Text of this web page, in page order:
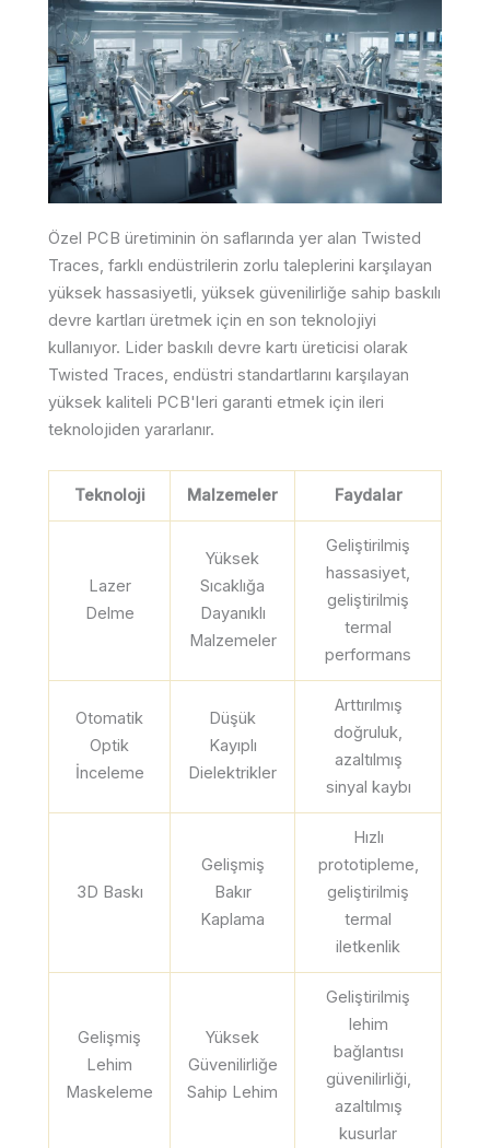
Özel PCB üretiminin ön saflarında yer alan Twisted
Traces, farklı endüstrilerin zorlu taleplerini karşılayan
yüksek hassasiyetli, yüksek güvenilirliğe sahip baskılı
devre kartları üretmek için en son teknolojiyi
kullanıyor. Lider baskılı devre kartı üreticisi olarak
Twisted Traces, endüstri standartlarını karşılayan
yüksek kaliteli PCB'leri garanti etmek için ileri
teknolojiden yararlanır.
Teknoloji Malzemeler Faydalar
Lazer
Delme
Yüksek
Sıcaklığa
Dayanıklı
Malzemeler
Geliştirilmiş
hassasiyet,
geliştirilmiş
termal
performans
Otomatik
Optik
İnceleme
Düşük
Kayıplı
Dielektrikler
Arttırılmış
doğruluk,
azaltılmış
sinyal kaybı
3D Baskı
Gelişmiş
Bakır
Kaplama
Hızlı
prototipleme,
geliştirilmiş
termal
iletkenlik
Gelişmiş
Lehim
Maskeleme
Yüksek
Güvenilirliğe
Sahip Lehim
Geliştirilmiş
lehim
bağlantısı
güvenilirliği,
azaltılmış
kusurlar